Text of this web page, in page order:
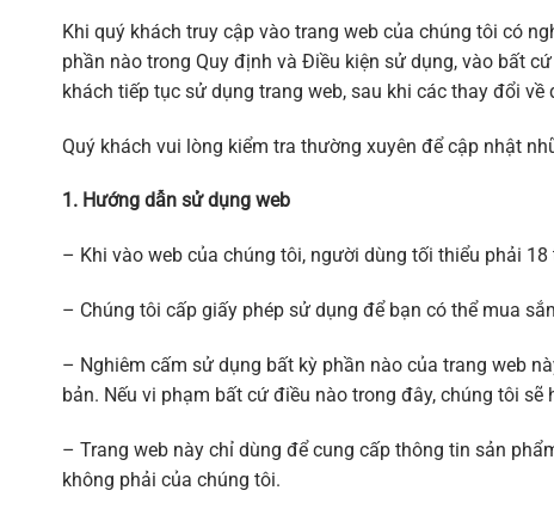
Khi quý khách truy cập vào trang web của chúng tôi có
phần nào trong Quy định và Điều kiện sử dụng, vào bất
khách tiếp tục sử dụng trang web, sau khi các thay đổi
Quý khách vui lòng kiểm tra thường xuyên để cập nhật
1. Hướng dẫn sử dụng web
– Khi vào web của chúng tôi, người dùng tối thiểu phải
– Chúng tôi cấp giấy phép sử dụng để bạn có thể mua
– Nghiêm cấm sử dụng bất kỳ phần nào của trang web
bản. Nếu vi phạm bất cứ điều nào trong đây, chúng tôi
– Trang web này chỉ dùng để cung cấp thông tin sản
không phải của chúng tôi.